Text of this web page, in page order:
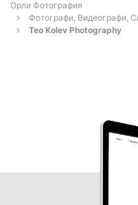
Орли Фотография
Фотографи, Видеографи,
Teo Kolev Photography